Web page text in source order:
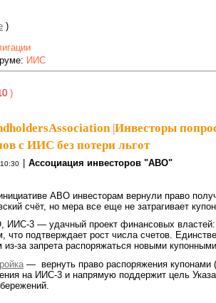
)
ИИС
)
|Инвесторы
с ИИС без потери льгот
| Ассоциация инвесторов "АВО"
АВО инвесторам вернули право
счёт, но мера все еще не затрагивает
3 — удачный проект финансовых властей:
что подтверждает рост числа счетов.
из-за запрета распоряжаться новыми
— вернуть право распоряжения купонами
на ИИС-3 и напрямую поддержит цель